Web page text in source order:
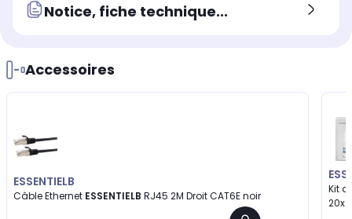
Notice, fiche technique...
Accessoires
ESSENTIELB
Câble Ethernet ESSENTIELB RJ45 2M Droit CAT6E noir
Kit